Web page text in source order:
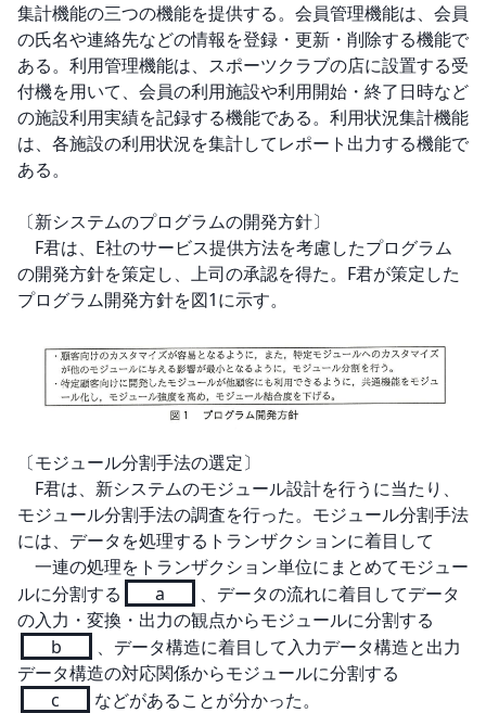
集計機能の三つの機能を提供する。会員管理機能は、会員
の氏名や連絡先などの情報を登録・更新・削除する機能で
ある。利用管理機能は、スポーツクラブの店に設置する受
付機を用いて、会員の利用施設や利用開始・終了日時など
の施設利用実績を記録する機能である。利用状況集計機能
は、各施設の利用状況を集計してレポート出力する機能で
ある。
〔新システムのプログラムの開発方針〕
F君は、E社のサービス提供方法を考慮したプログラム
の開発方針を策定し、上司の承認を得た。F君が策定した
プログラム開発方針を図1に示す。
〔モジュール分割手法の選定〕
F君は、新システムのモジュール設計を行うに当たり、
モジュール分割手法の調査を行った。モジュール分割手法
には、データを処理するトランザクションに着目して
一連の処理をトランザクション単位にまとめてモジュー
ルに分割する
a
、データの流れに着目してデータ
の入力・変換・出力の観点からモジュールに分割する
b
、データ構造に着目して入力データ構造と出力
データ構造の対応関係からモジュールに分割する
c
などがあることが分かった。